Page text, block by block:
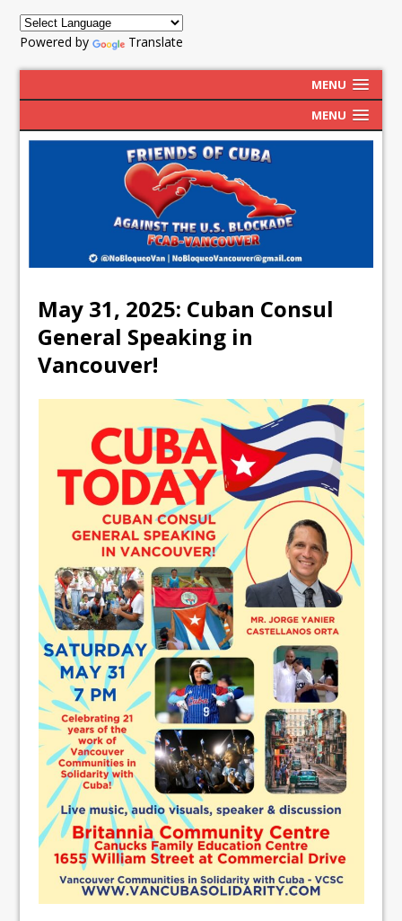
Powered by Translate
MENU
MENU
May 31, 2025: Cuban Consul
General Speaking in
Vancouver!